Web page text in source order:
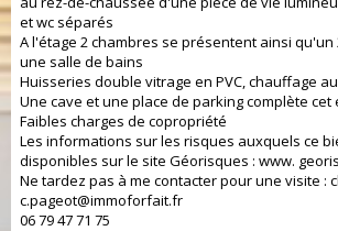
et wc séparés
A l'étage 2 chambres se présentent ainsi
une salle de bains
Huisseries double vitrage en PVC, chauffage
Une cave et une place de parking complète cet
Faibles charges de copropriété
Les informations sur les risques auxquels ce
disponibles sur le site Géorisques : www.
Ne tardez pas à me contacter pour une visite :
c.pageot@immoforfait.fr
06 79 47 71 75